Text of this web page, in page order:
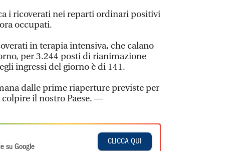
i ricoverati nei reparti ordinari positivi
occupati.
in terapia intensiva, che calano
per 3.244 posti di rianimazione
ingressi del giorno è di 141.
dalle prime riaperture previste per
il nostro Paese. —
su Google
CLICCA QUI